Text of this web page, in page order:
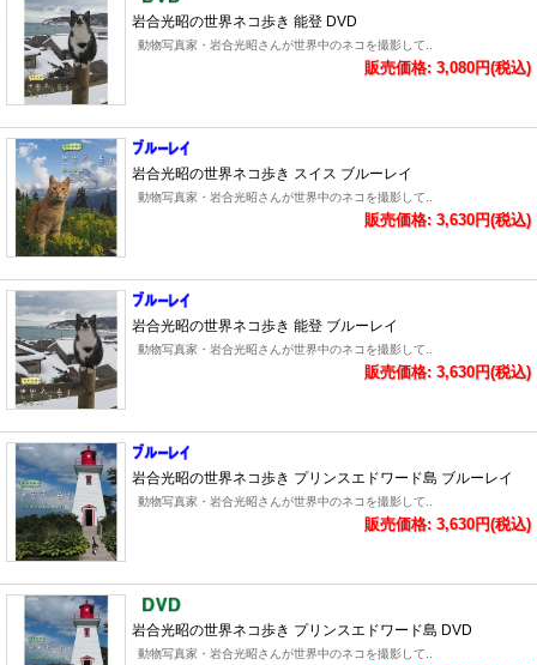
岩合光昭の世界ネコ歩き 能登 DVD
動物写真家・岩合光昭さんが世界中のネコを撮影して..
販売価格: 3,080円(税込)
岩合光昭の世界ネコ歩き スイス ブルーレイ
動物写真家・岩合光昭さんが世界中のネコを撮影して..
販売価格: 3,630円(税込)
岩合光昭の世界ネコ歩き 能登 ブルーレイ
動物写真家・岩合光昭さんが世界中のネコを撮影して..
販売価格: 3,630円(税込)
岩合光昭の世界ネコ歩き プリンスエドワード島 ブルーレイ
動物写真家・岩合光昭さんが世界中のネコを撮影して..
販売価格: 3,630円(税込)
岩合光昭の世界ネコ歩き プリンスエドワード島 DVD
動物写真家・岩合光昭さんが世界中のネコを撮影して..